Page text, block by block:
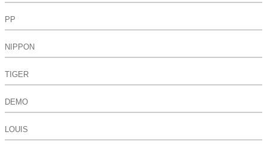
PP
NIPPON
TIGER
DEMO
LOUIS